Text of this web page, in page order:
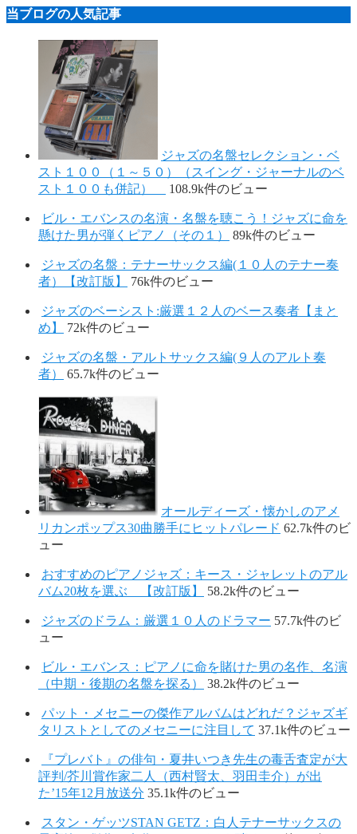
当ブログの人気記事
ジャズの名盤セレクション・ベ
スト１００（１～５０）（スイング・ジャーナルのベ
スト１００も併記）
108.9k件のビュー
ビル・エバンスの名演・名盤を聴こう！ジャズに命を
懸けた男が弾くピアノ（その１）
89k件のビュー
ジャズの名盤：テナーサックス編(１０人のテナー奏
者）【改訂版】
76k件のビュー
ジャズのベーシスト:厳選１２人のベース奏者【まと
め】
72k件のビュー
ジャズの名盤・アルトサックス編(９人のアルト奏
者）
65.7k件のビュー
オールディーズ・懐かしのアメ
リカンポップス30曲勝手にヒットパレード 62.7k件のビ
ュー
おすすめのピアノジャズ：キース・ジャレットのアル
バム20枚を選ぶ 【改訂版】
58.2k件のビュー
ジャズのドラム：厳選１０人のドラマー 57.7k件のビ
ュー
ビル・エバンス：ピアノに命を賭けた男の名作、名演
（中期・後期の名盤を探る）
38.2k件のビュー
パット・メセニーの傑作アルバムはどれだ？ジャズギ
タリストとしてのメセニーに注目して 37.1k件のビュー
『プレバト』の俳句・夏井いつき先生の毒舌査定が大
評判/芥川賞作家二人（西村賢太、羽田圭介）が出
た’15年12月放送分 35.1k件のビュー
スタン・ゲッツSTAN GETZ：白人テナーサックスの